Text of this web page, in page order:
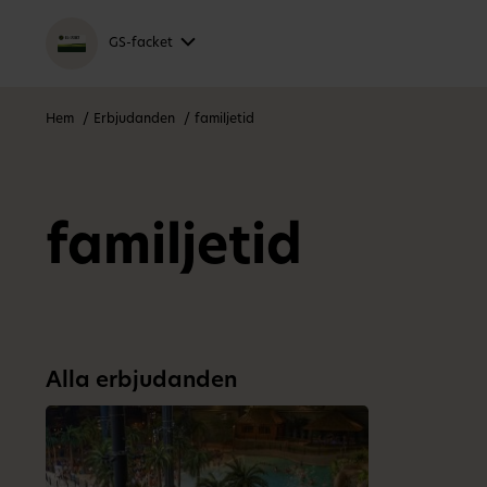
GS-facket
Hem Erbjudanden familjetid
familjetid
Alla erbjudanden